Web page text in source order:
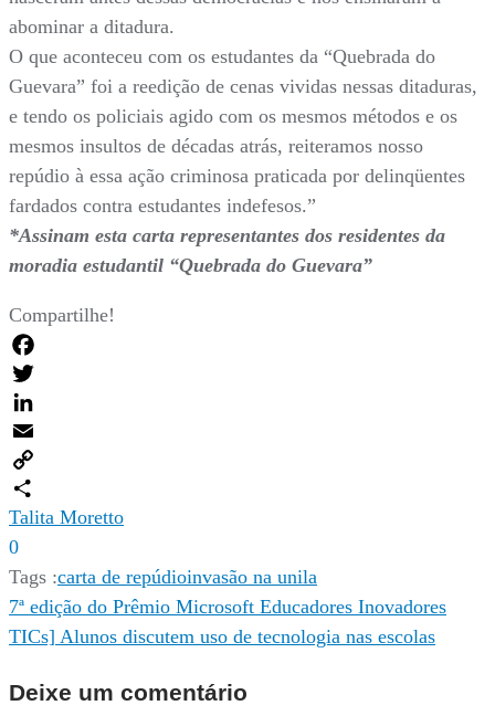
abominar a ditadura.
O que aconteceu com os estudantes da “Quebrada do
Guevara” foi a reedição de cenas vividas nessas ditaduras,
e tendo os policiais agido com os mesmos métodos e os
mesmos insultos de décadas atrás, reiteramos nosso
repúdio à essa ação criminosa praticada por delinqüentes
fardados contra estudantes indefesos.”
*Assinam esta carta representantes dos residentes da
moradia estudantil “Quebrada do Guevara”
Compartilhe!
Facebook
Twitter
LinkedIn
Email
Copy
Link
Compartilhar
Talita Moretto
0
Tags :carta de repúdioinvasão na unila
Navegação
de
Post
7ª edição do Prêmio Microsoft Educadores Inovadores
TICs] Alunos discutem uso de tecnologia nas escolas
Deixe um comentário